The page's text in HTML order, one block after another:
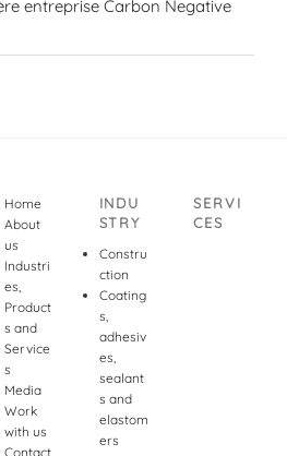
entreprise Carbon Negative
Home
About
us
Industri
es,
Product
s and
Service
s
Media
Work
with us
Contact
INDU
STRY
Constru
ction
Coating
s,
adhesiv
es,
sealant
s and
elastom
ers
SERVI
CES